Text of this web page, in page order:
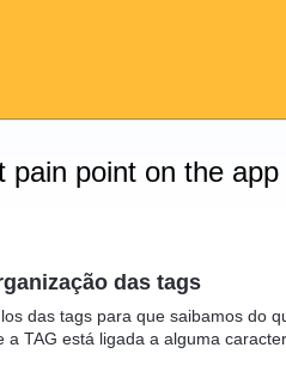
pain point on the
das tags
das tags para que saibamos do
a TAG está ligada a alguma